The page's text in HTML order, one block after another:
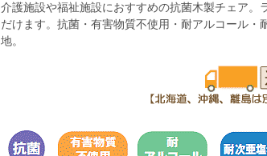
介護施設や福祉施設におすすめの抗菌木製チェア
だけます。抗菌・有害物質不使用・耐アルコール
地。